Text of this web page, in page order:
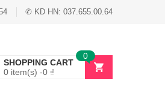
✆ KD HN: 037.655.00.64
SHOPPING CART
0 item(s) -0 ₫
0